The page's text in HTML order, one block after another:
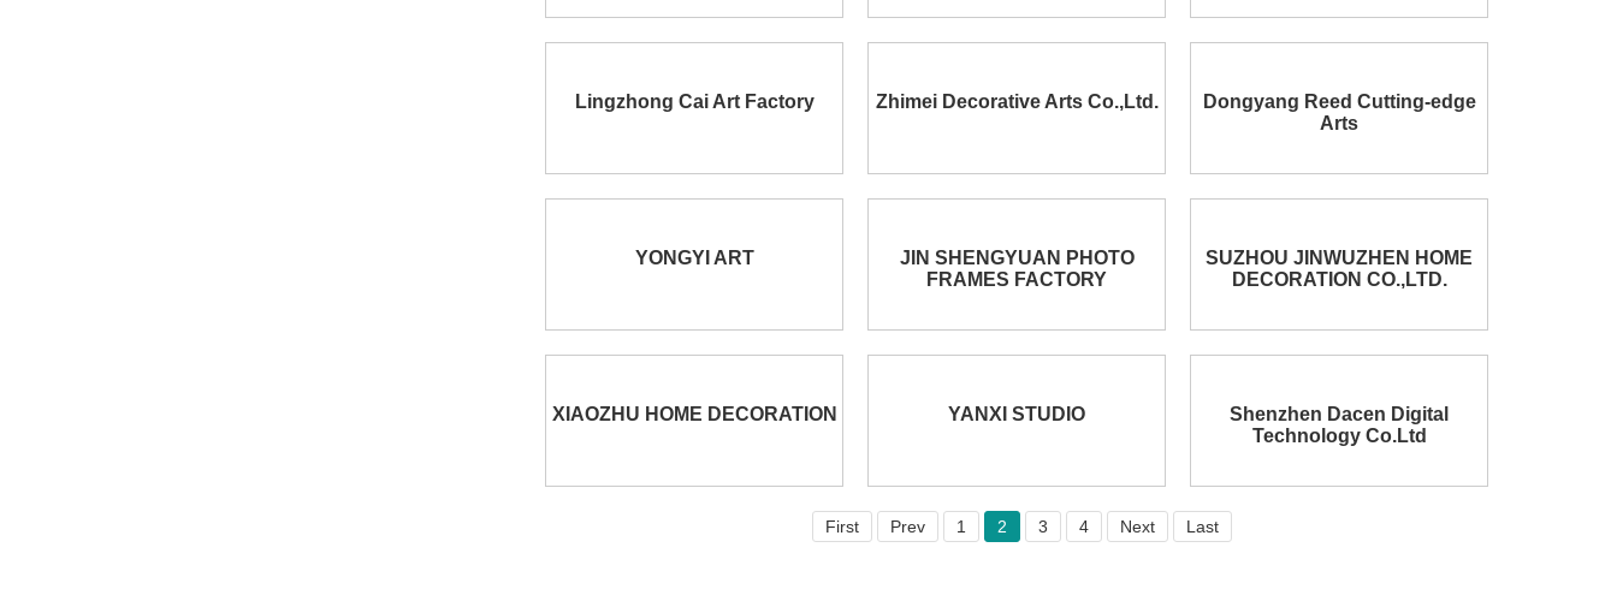
Lingzhong Cai Art Factory Zhimei Decorative Arts Co.,Ltd.
Dongyang Reed Cutting-edge
Arts
YONGYI ART
JIN SHENGYUAN PHOTO
FRAMES FACTORY
SUZHOU JINWUZHEN HOME
DECORATION CO.,LTD.
XIAOZHU HOME DECORATION YANXI STUDIO
Shenzhen Dacen Digital
Technology Co.Ltd
First Prev 1 2 3 4 Next Last